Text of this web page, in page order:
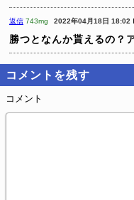
返信 743mg 2022年04月18日 18:02
勝つとなんか貰えるの？
コメントを残す
コメント